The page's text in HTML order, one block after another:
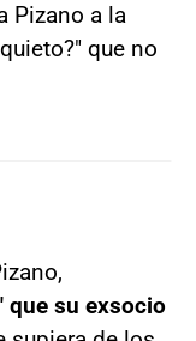
Pizano a la
que no
que su exsocio